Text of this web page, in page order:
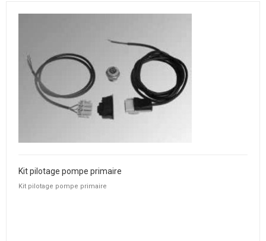
Kit pilotage pompe primaire
Kit pilotage pompe primaire